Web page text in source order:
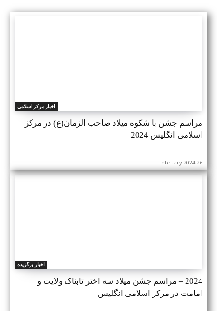
اخبار مرکز اسلامی
مراسم جشن با شکوه میلاد صاحب الزمان(ع) در مرکز
اسلامی انگلیس 2024
26 February 2024
اخبار برگزیده
2024 – مراسم جشن میلاد سه اختر تابناک ولایت و
امامت در مرکز اسلامی انگلیس